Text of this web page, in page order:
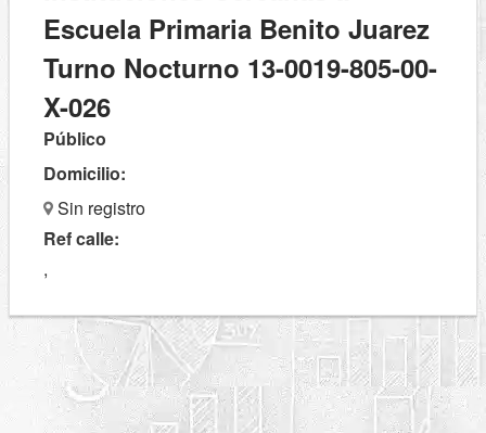
Escuela Primaria Benito Juarez
Turno Nocturno 13-0019-805-00-
X-026
Público
Domicilio:
Sin registro
Ref calle:
,